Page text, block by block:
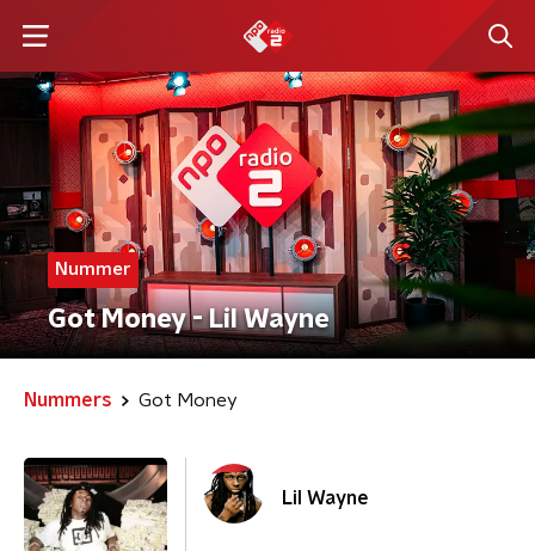
Nummer
Got Money - Lil Wayne
Nummers Got Money
Lil Wayne